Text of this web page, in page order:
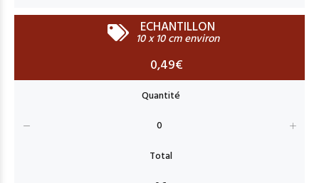
ECHANTILLON
10 x 10 cm environ
0,49€